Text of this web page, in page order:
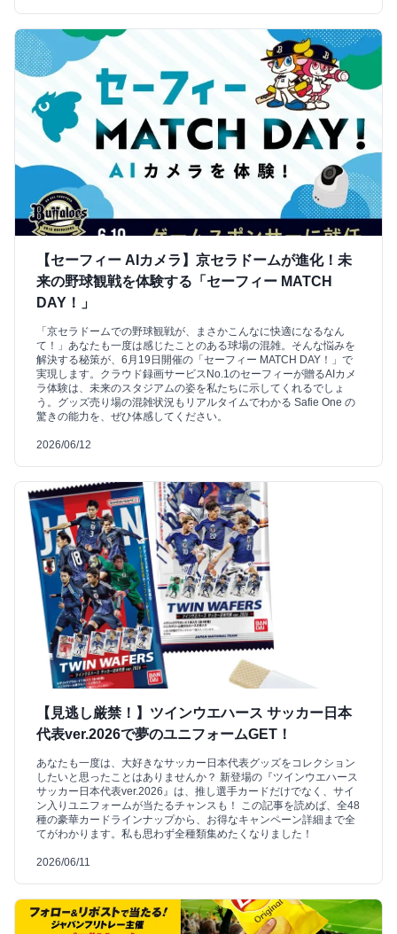
【セーフィー AIカメラ】京セラドームが進化！未
来の野球観戦を体験する「セーフィー MATCH
DAY！」
「京セラドームでの野球観戦が、まさかこんなに快適になるなん
て！」あなたも一度は感じたことのある球場の混雑。そんな悩みを
解決する秘策が、6月19日開催の「セーフィー MATCH DAY！」で
実現します。クラウド録画サービスNo.1のセーフィーが贈るAIカメ
ラ体験は、未来のスタジアムの姿を私たちに示してくれるでしょ
う。グッズ売り場の混雑状況もリアルタイムでわかる Safie One の
驚きの能力を、ぜひ体感してください。
2026/06/12
【見逃し厳禁！】ツインウエハース サッカー日本
代表ver.2026で夢のユニフォームGET！
あなたも一度は、大好きなサッカー日本代表グッズをコレクション
したいと思ったことはありませんか？ 新登場の『ツインウエハース
サッカー日本代表ver.2026』は、推し選手カードだけでなく、サイ
ン入りユニフォームが当たるチャンスも！ この記事を読めば、全48
種の豪華カードラインナップから、お得なキャンペーン詳細まで全
てがわかります。私も思わず全種類集めたくなりました！
2026/06/11